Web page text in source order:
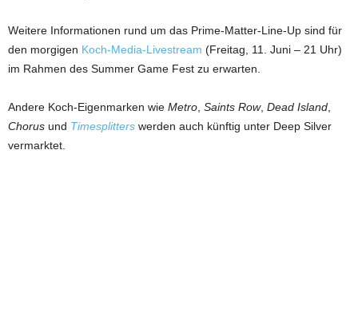
Weitere Informationen rund um das Prime-Matter-Line-Up sind für
den morgigen Koch-Media-Livestream (Freitag, 11. Juni – 21 Uhr)
im Rahmen des Summer Game Fest zu erwarten.
Andere Koch-Eigenmarken wie Metro, Saints Row, Dead Island,
Chorus und Timesplitters werden auch künftig unter Deep Silver
vermarktet.